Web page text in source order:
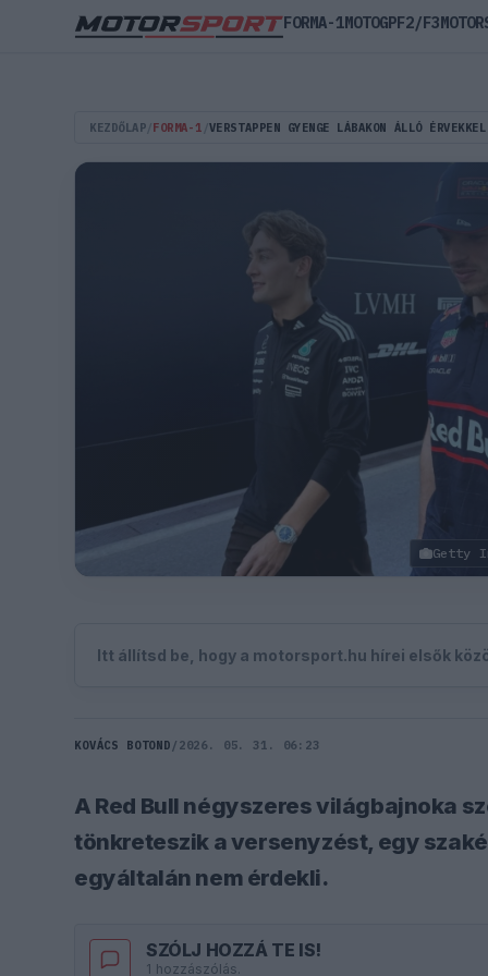
KEZDŐLAP FORMA-1 VERSTAPPEN GYENGE LÁBAKON ÁLLÓ
Getty
Itt állítsd be, hogy a motorsport.hu hírei elsők
KOVÁCS BOTOND / 2026. 05. 31. 06:23
A Red Bull négyszeres világbajnoka
tönkreteszik a versenyzést, egy
egyáltalán nem érdekli.
SZÓLJ HOZZÁ TE IS!
1 hozzászólás.
FORMA-1MOTOGPF2/F3